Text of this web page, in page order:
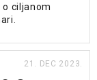
ciljanom
21. DEC 2023.